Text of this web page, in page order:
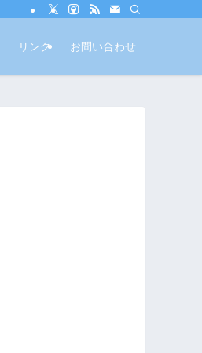
リンク お問い合わせ